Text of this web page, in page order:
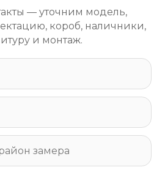
— уточним модель,
короб, наличники,
и монтаж.